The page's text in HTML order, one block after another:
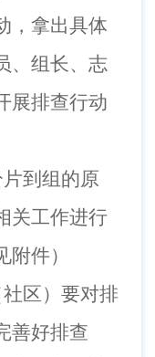
，拿出具体
、组长、志
展排查行动
到组的原
关工作进行
件）
区）要对排
善好排查